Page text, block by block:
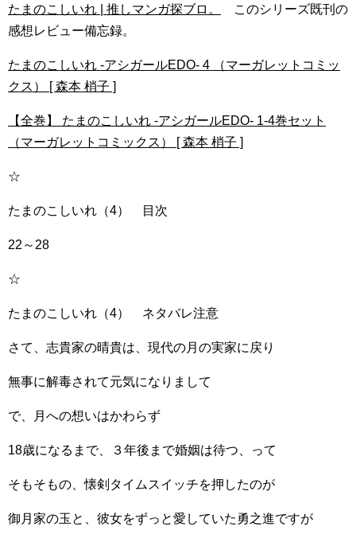
たまのこしいれ | 推しマンガ探ブロ。
このシリーズ既刊の
感想レビュー備忘録。
たまのこしいれ -アシガールEDO- 4 （マーガレットコミッ
クス） [ 森本 梢子 ]
【全巻】 たまのこしいれ -アシガールEDO- 1-4巻セット
（マーガレットコミックス） [ 森本 梢子 ]
☆
たまのこしいれ（4） 目次
22～28
☆
たまのこしいれ（4） ネタバレ注意
さて、志貴家の晴貴は、現代の月の実家に戻り
無事に解毒されて元気になりまして
で、月への想いはかわらず
18歳になるまで、３年後まで婚姻は待つ、って
そもそもの、懐剣タイムスイッチを押したのが
御月家の玉と、彼女をずっと愛していた勇之進ですが